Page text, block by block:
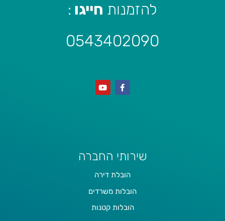
להזמנות חייגו :
0543402090
שירותי החברה
הובלת דירה
הובלות משרדים
הובלות קטנות